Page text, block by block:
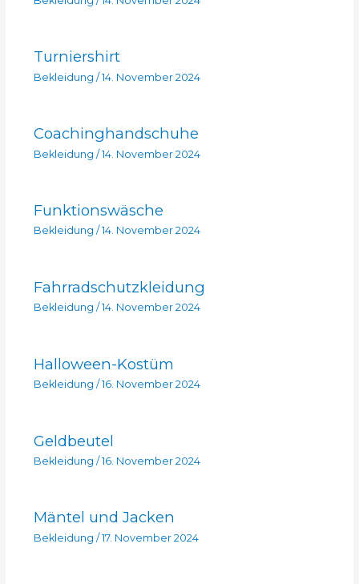
Turniershirt
Bekleidung / 14. November 2024
Coachinghandschuhe
Bekleidung /14. November 2024
Funktionswäsche
Bekleidung / 14. November 2024
Fahrradschutzkleidung
Bekleidung / 14. November 2024
Halloween-Kostüm
Bekleidung / 16. November 2024
Geldbeutel
Bekleidung / 16. November 2024
Mäntel und Jacken
Bekleidung /17. November 2024